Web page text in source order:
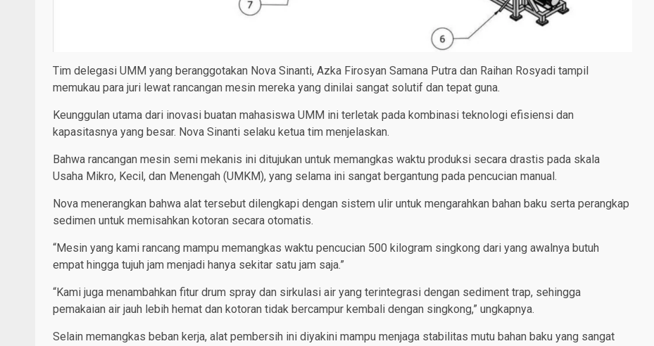
Tim delegasi UMM yang beranggotakan Nova Sinanti, Azka Firosyan Samana Putra dan Raihan Rosyadi tampil
memukau para juri lewat rancangan mesin mereka yang dinilai sangat solutif dan tepat guna.
Keunggulan utama dari inovasi buatan mahasiswa UMM ini terletak pada kombinasi teknologi efisiensi dan
kapasitasnya yang besar. Nova Sinanti selaku ketua tim menjelaskan.
Bahwa rancangan mesin semi mekanis ini ditujukan untuk memangkas waktu produksi secara drastis pada skala
Usaha Mikro, Kecil, dan Menengah (UMKM), yang selama ini sangat bergantung pada pencucian manual.
Nova menerangkan bahwa alat tersebut dilengkapi dengan sistem ulir untuk mengarahkan bahan baku serta perangkap
sedimen untuk memisahkan kotoran secara otomatis.
“Mesin yang kami rancang mampu memangkas waktu pencucian 500 kilogram singkong dari yang awalnya butuh
empat hingga tujuh jam menjadi hanya sekitar satu jam saja.”
“Kami juga menambahkan fitur drum spray dan sirkulasi air yang terintegrasi dengan sediment trap, sehingga
pemakaian air jauh lebih hemat dan kotoran tidak bercampur kembali dengan singkong,” ungkapnya.
Selain memangkas beban kerja, alat pembersih ini diyakini mampu menjaga stabilitas mutu bahan baku yang sangat